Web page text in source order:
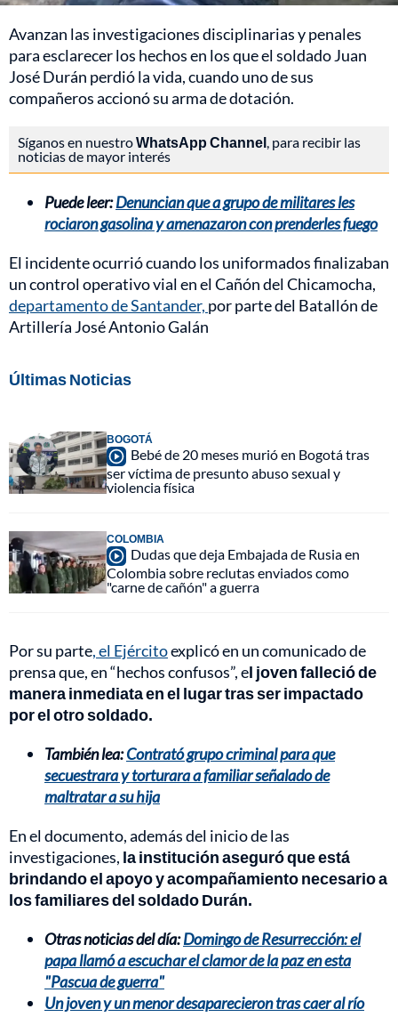
Avanzan las investigaciones disciplinarias y penales
para esclarecer los hechos en los que el soldado Juan
José Durán perdió la vida, cuando uno de sus
compañeros accionó su arma de dotación.
Síganos en nuestroWhatsApp Channel , para recibir las
noticias de mayor interés
Puede leer:Denuncian que a grupo de militares les
rociaron gasolina y amenazaron con prenderles fuego
El incidente ocurrió cuando los uniformados finalizaban
un control operativo vial en el Cañón del Chicamocha,
departamento de Santander, por parte del Batallón de
Artillería José Antonio Galán
Últimas Noticias
BOGOTÁ
Bebé de 20 meses murió en Bogotá tras
ser víctima de presunto abuso sexual y
violencia física
COLOMBIA
Dudas que deja Embajada de Rusia en
Colombia sobre reclutas enviados como
"carne de cañón" a guerra
Por su parte, el Ejércitoexplicó en un comunicado de
prensa que, en “hechos confusos”, el joven falleció de
manera inmediata en el lugar tras ser impactado
por el otro soldado.
También lea:Contrató grupo criminal para que
secuestrara y torturara a familiar señalado de
maltratar a su hija
En el documento, además del inicio de las
investigaciones, la institución aseguró que está
brindando el apoyo y acompañamiento necesario a
los familiares del soldado Durán.
Otras noticias del día:Domingo de Resurrección: el
papa llamó a escuchar el clamor de la paz en esta
"Pascua de guerra"
Un joven y un menor desaparecieron tras caer al río